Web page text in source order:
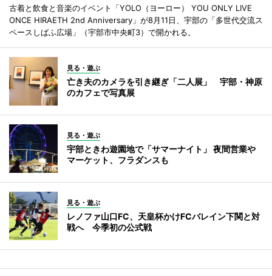
古着と飲食と音楽のイベント「YOLO（ヨーロー） YOU ONLY LIVE
ONCE HIRAETH 2nd Anniversary」が8月11日、宇部の「多世代交流ス
ペースしばふ広場」（宇部市中央町3）で開かれる。
見る・遊ぶ
亡き夫のカメラを引き継ぎ「二人展」 宇部・神原
のカフェで写真展
見る・遊ぶ
宇部ときわ遊園地で「サマーナイト」 夜間営業や
マーケット、フラダンスも
見る・遊ぶ
レノファ山口FC、天皇杯かけFCバレイン下関と対
戦へ 今季初の公式戦